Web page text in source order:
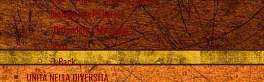
Dialogo interreligioso
“Diffondete i Messaggi”!
News
Back
UNITÀ NELLA DIVERSITÀ